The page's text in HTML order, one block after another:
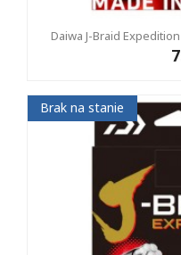
Daiwa J-Braid
Brak na stanie